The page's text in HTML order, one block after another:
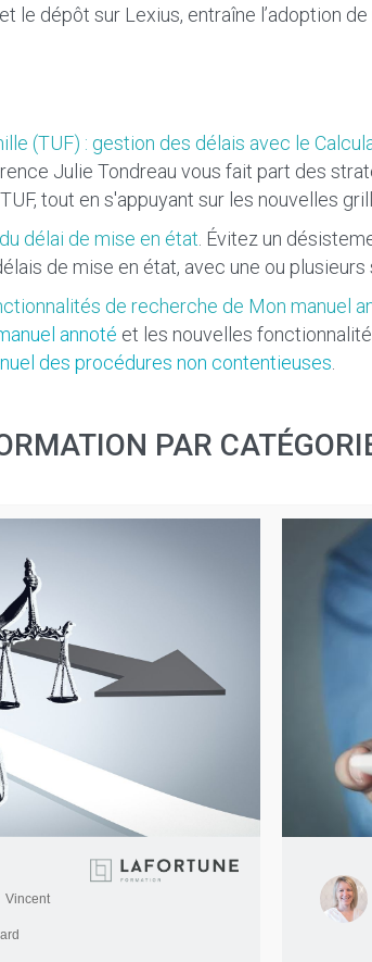
le dépôt sur Lexius, entraîne l’adoption
(TUF) : gestion des délais avec le
Julie Tondreau vous fait part des
tout en s'appuyant sur les nouvelles
délai de mise en état . Évitez un
de mise en état, avec une ou plusieurs
de recherche de Mon manuel
annoté et les nouvelles
des procédures non contentieuses
PAR
Vincent